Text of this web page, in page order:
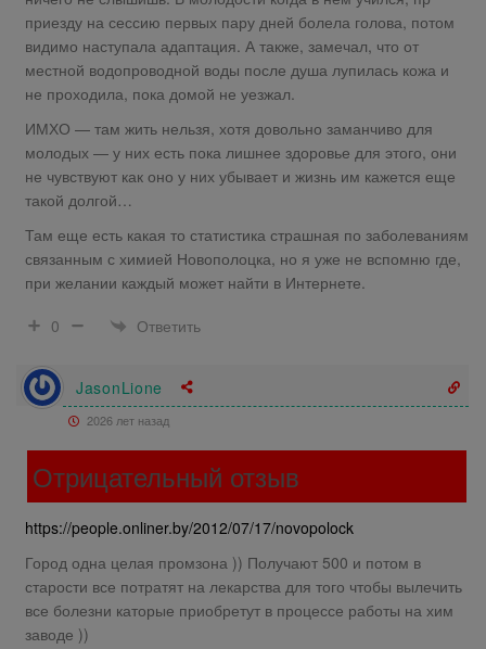
приезду на сессию первых пару дней болела голова, потом
видимо наступала адаптация. А также, замечал, что от
местной водопроводной воды после душа лупилась кожа и
не проходила, пока домой не уезжал.
ИМХО — там жить нельзя, хотя довольно заманчиво для
молодых — у них есть пока лишнее здоровье для этого, они
не чувствуют как оно у них убывает и жизнь им кажется еще
такой долгой…
Там еще есть какая то статистика страшная по заболеваниям
связанным с химией Новополоцка, но я уже не вспомню где,
при желании каждый может найти в Интернете.
0
Ответить
JasonLione
2026 лет назад
Отрицательный отзыв
https://people.onliner.by/2012/07/17/novopolock
Город одна целая промзона )) Получают 500 и потом в
старости все потратят на лекарства для того чтобы вылечить
все болезни каторые приобретут в процессе работы на хим
заводе ))